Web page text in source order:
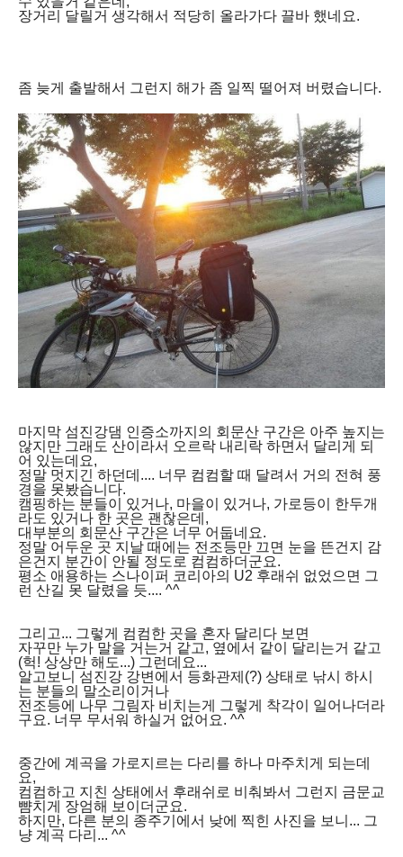
장거리 달릴거 생각해서 적당히 올라가다 끌바 했네요.
좀 늦게 출발해서 그런지 해가 좀 일찍 떨어져 버렸습니다.
마지막 섬진강댐 인증소까지의 회문산 구간은 아주 높지는
않지만 그래도 산이라서 오르락 내리락 하면서 달리게 되
어 있는데요,
정말 멋지긴 하던데.... 너무 컴컴할 때 달려서 거의 전혀 풍
경을 못봤습니다.
캠핑하는 분들이 있거나, 마을이 있거나, 가로등이 한두개
라도 있거나 한 곳은 괜찮은데,
대부분의 회문산 구간은 너무 어둡네요.
정말 어두운 곳 지날 때에는 전조등만 끄면 눈을 뜬건지 감
은건지 분간이 안될 정도로 컴컴하더군요.
평소 애용하는 스나이퍼 코리아의 U2 후래쉬 없었으면 그
런 산길 못 달렸을 듯.... ^^
그리고... 그렇게 컴컴한 곳을 혼자 달리다 보면
자꾸만 누가 말을 거는거 같고, 옆에서 같이 달리는거 같고
(헉! 상상만 해도...) 그런데요...
알고보니 섬진강 강변에서 등화관제(?) 상태로 낚시 하시
는 분들의 말소리이거나
전조등에 나무 그림자 비치는게 그렇게 착각이 일어나더라
구요. 너무 무서워 하실거 없어요. ^^
중간에 계곡을 가로지르는 다리를 하나 마주치게 되는데
요,
컴컴하고 지친 상태에서 후래쉬로 비춰봐서 그런지 금문교
뺨치게 장엄해 보이더군요.
하지만, 다른 분의 종주기에서 낮에 찍힌 사진을 보니... 그
냥 계곡 다리... ^^